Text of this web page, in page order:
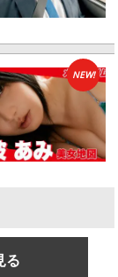
NEW!
る